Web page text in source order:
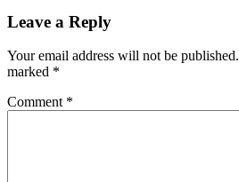
Leave a Reply
Your email address will not be published.
marked *
Comment *